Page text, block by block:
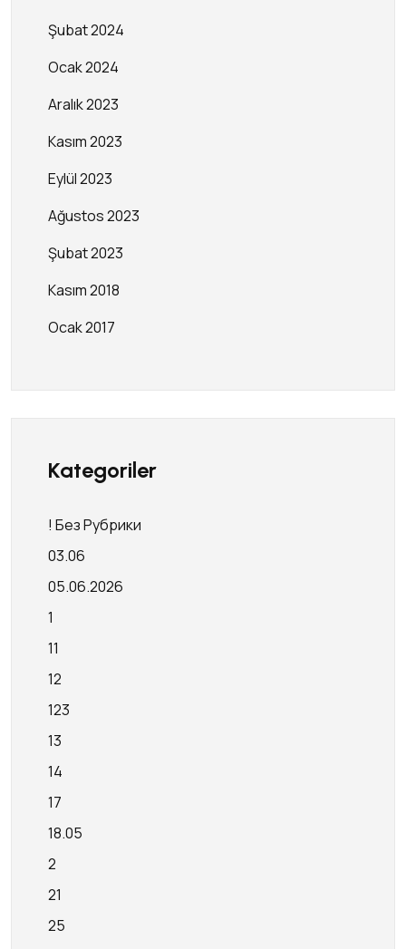
Şubat 2024
Ocak 2024
Aralık 2023
Kasım 2023
Eylül 2023
Ağustos 2023
Şubat 2023
Kasım 2018
Ocak 2017
Kategoriler
! Без Рубрики
03.06
05.06.2026
1
11
12
123
13
14
17
18.05
2
21
25